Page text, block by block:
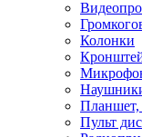
Колонки
Планшет,
Пульт